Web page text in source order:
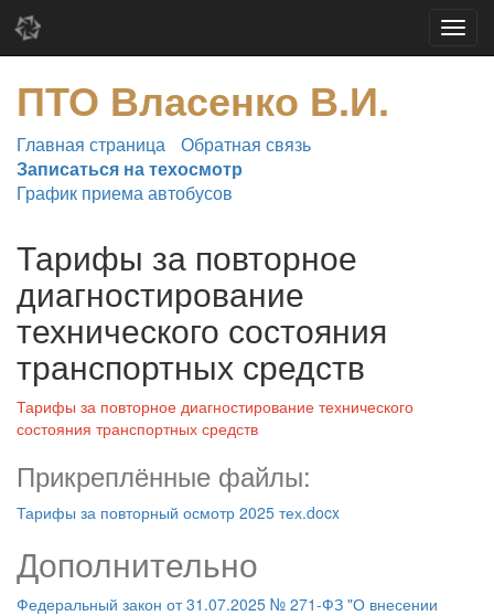
ПТО Власенко В.И.
Главная страница
Обратная связь
Записаться на техосмотр
График приема автобусов
Тарифы за повторное
диагностирование
технического состояния
транспортных средств
Тарифы за повторное диагностирование технического
состояния транспортных средств
Прикреплённые файлы:
Тарифы за повторный осмотр 2025 тех.docx
Дополнительно
Федеральный закон от 31.07.2025 № 271-ФЗ "О внесении